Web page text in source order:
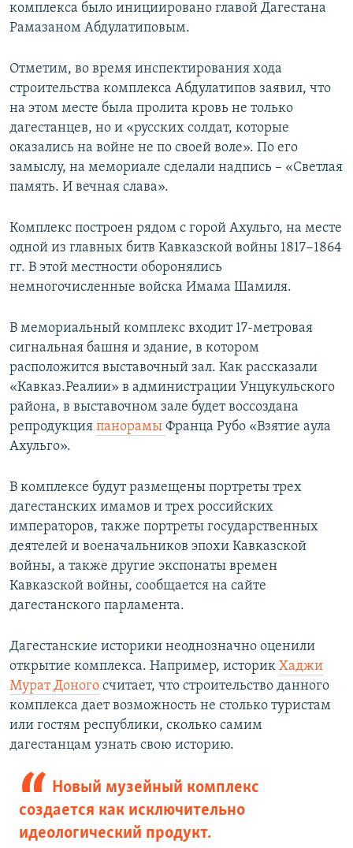
комплекса было инициировано главой Дагестана
Рамазаном Абдулатиповым.
Отметим, во время инспектирования хода
строительства комплекса Абдулатипов заявил, что
на этом месте была пролита кровь не только
дагестанцев, но и «русских солдат, которые
оказались на войне не по своей воле». По его
замыслу, на мемориале сделали надпись – «Светлая
память. И вечная слава».
Комплекс построен рядом с горой Ахульго, на месте
одной из главных битв Кавказской войны 1817−1864
гг. В этой местности оборонялись
немногочисленные войска Имама Шамиля.
В мемориальный комплекс входит 17-метровая
сигнальная башня и здание, в котором
расположится выставочный зал. Как рассказали
«Кавказ.Реалии» в администрации Унцукульского
района, в выставочном зале будет воссоздана
репродукция панорамы Франца Рубо «Взятие аула
Ахульго».
В комплексе будут размещены портреты трех
дагестанских имамов и трех российских
императоров, также портреты государственных
деятелей и военачальников эпохи Кавказской
войны, а также другие экспонаты времен
Кавказской войны, сообщается на сайте
дагестанского парламента.
Дагестанские историки неоднозначно оценили
открытие комплекса. Например, историк Хаджи
Мурат Доного считает, что строительство данного
комплекса дает возможность не столько туристам
или гостям республики, сколько самим
дагестанцам узнать свою историю.
Новый музейный комплекс
создается как исключительно
идеологический продукт.